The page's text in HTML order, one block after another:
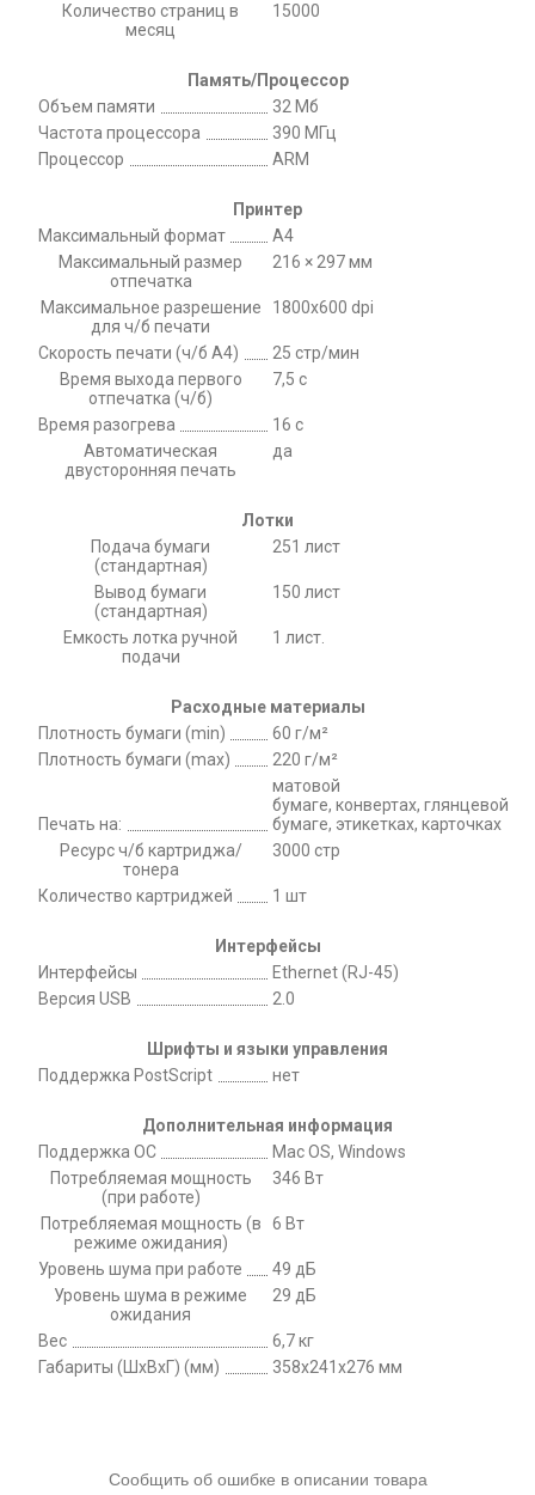
Количество страниц в
месяц
15000
Память/Процессор
Объем памяти
32 Мб
Частота процессора
390 МГц
Процессор
ARM
Принтер
Максимальный формат
A4
Максимальный размер
отпечатка
216 × 297 мм
Максимальное разрешение
для ч/б печати
1800x600 dpi
Скорость печати (ч/б А4)
25 стр/мин
Время выхода первого
отпечатка (ч/б)
7,5 с
Время разогрева
16 с
Автоматическая
двусторонняя печать
да
Лотки
Подача бумаги
(стандартная)
251 лист
Вывод бумаги
(стандартная)
150 лист
Емкость лотка ручной
подачи
1 лист.
Расходные материалы
Плотность бумаги (min)
60 г/м²
Плотность бумаги (max)
220 г/м²
Печать на:
матовой
бумаге, конвертах, глянцевой
бумаге, этикетках, карточках
Ресурс ч/б картриджа/
тонера
3000 стр
Количество картриджей 1 шт
Интерфейсы
Интерфейсы
Ethernet (RJ-45)
Версия USB
2.0
Шрифты и языки управления
Поддержка PostScript
нет
Дополнительная информация
Поддержка ОС
Mac OS, Windows
Потребляемая мощность
(при работе)
346 Вт
Потребляемая мощность (в
режиме ожидания)
6 Вт
Уровень шума при работе
49 дБ
Уровень шума в режиме
ожидания
29 дБ
Вес
6,7 кг
Габариты (ШхВхГ) (мм)
358x241x276 мм
Сообщить об ошибке в описании товара